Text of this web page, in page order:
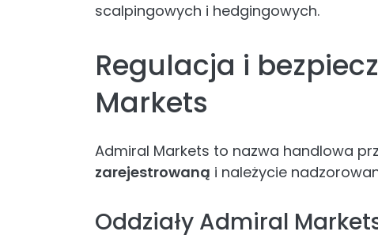
scalpingowych i hedgingowych.
Regulacja i
Markets
Admiral Markets to nazwa handlowa
zarejestrowaną i należycie
Oddziały Admiral